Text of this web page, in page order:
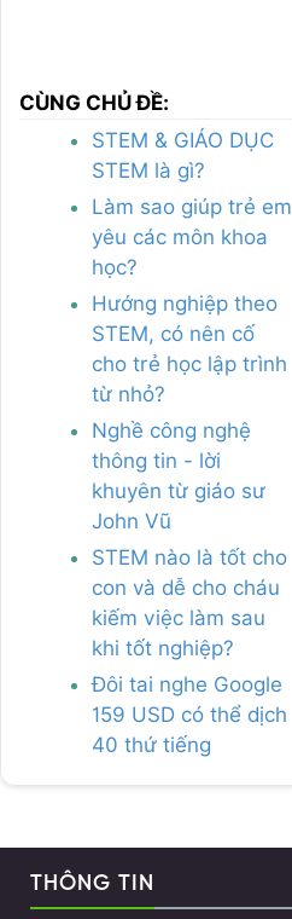
CÙNG CHỦ ĐỀ:
STEM & GIÁO DỤC
STEM là gì?
Làm sao giúp trẻ em
yêu các môn khoa
học?
Hướng nghiệp theo
STEM, có nên cố
cho trẻ học lập trình
từ nhỏ?
Nghề công nghệ
thông tin - lời
khuyên từ giáo sư
John Vũ
STEM nào là tốt cho
con và dễ cho cháu
kiếm việc làm sau
khi tốt nghiệp?
Đôi tai nghe Google
159 USD có thể dịch
40 thứ tiếng
THÔNG TIN